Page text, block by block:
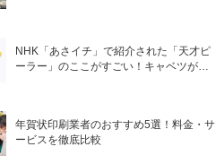
NHK「あさイチ」で紹介された「天才ピ
ーラー」のここがすごい！キャベツがほ
年賀状印刷業者のおすすめ5選！料金・サ
ービスを徹底比較